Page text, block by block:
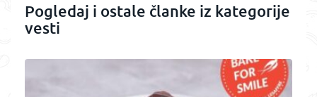
Pogledaj i ostale članke iz kategorije
vesti